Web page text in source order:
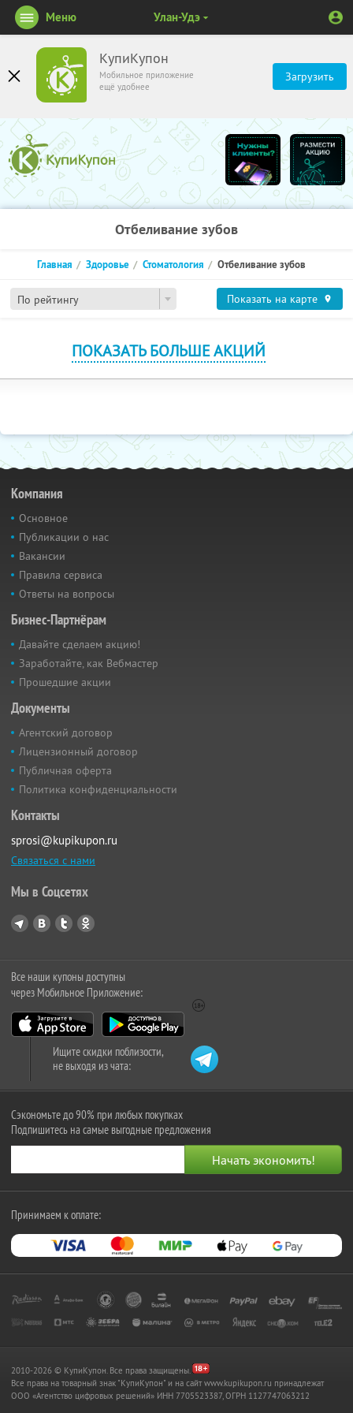
КупиКупон
Мобильное приложение
ещё удобнее
Загрузить
Меню Улан-Удэ
Отбеливание зубов
По рейтингу
Главная Здоровье Стоматология Отбеливание зубов
Показать на карте
ПОКАЗАТЬ БОЛЬШЕ АКЦИЙ
Компания
Основное
Публикации о нас
Вакансии
Правила сервиса
Ответы на вопросы
Бизнес-Партнёрам
Давайте сделаем акцию!
Заработайте, как Вебмастер
Прошедшие акции
Документы
Агентский договор
Лицензионный договор
Публичная оферта
Политика конфиденциальности
Контакты
sprosi@kupikupon.ru
Связаться с нами
Мы в Соцсетях
Все наши купоны доступны
через Мобильное Приложение:
Ищите скидки поблизости,
не выходя из чата:
Сэкономьте до 90% при любых покупках
Подпишитесь на самые выгодные предложения
Принимаем к оплате:
2010-2026 © КупиКупон. Все права защищены.
Все права на товарный знак "КупиКупон" и на сайт www.kupikupon.ru принадлежат
OOO «Агентство цифровых решений» ИНН 7705523387, ОГРН 1127747063212